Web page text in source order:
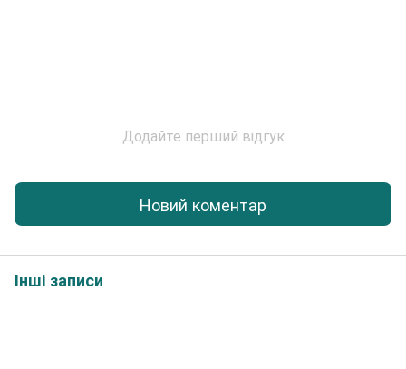
Додайте перший відгук
Новий коментар
Інші записи